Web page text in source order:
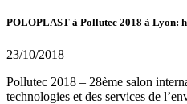
POLOPLAST à Pollutec 2018 à Lyon:
23/10/2018
Pollutec 2018 – 28ème salon
technologies et des services de